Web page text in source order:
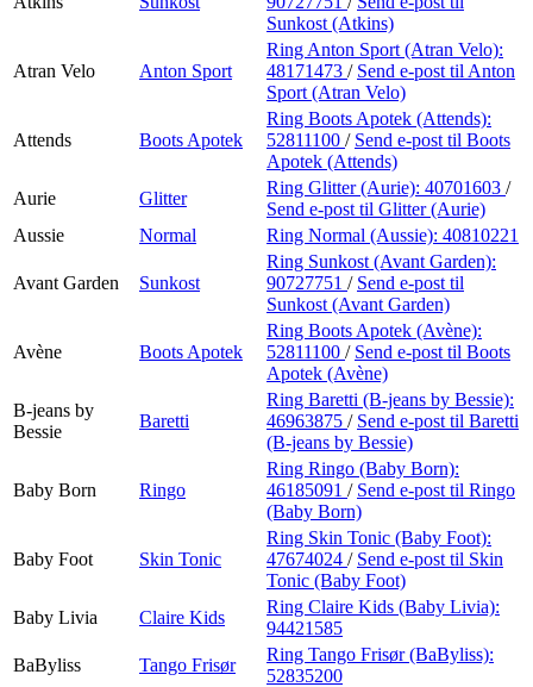
Sunkost (Atkins)
Atran Velo Anton Sport
Ring Anton Sport (Atran Velo):
48171473 / Send e-post til Anton
Sport (Atran Velo)
Attends Boots Apotek
Ring Boots Apotek (Attends):
52811100 / Send e-post til Boots
Apotek (Attends)
Aurie
Glitter
Ring Glitter (Aurie): 40701603 /
Send e-post til Glitter (Aurie)
Aussie
Normal Ring Normal (Aussie): 40810221
Avant Garden Sunkost
Ring Sunkost (Avant Garden):
90727751 / Send e-post til
Sunkost (Avant Garden)
Avène Boots Apotek
Ring Boots Apotek (Avène):
52811100 / Send e-post til Boots
Apotek (Avène)
B-jeans by
Bessie
Baretti
Ring Baretti (B-jeans by Bessie):
46963875 / Send e-post til Baretti
(B-jeans by Bessie)
Baby Born Ringo
Ring Ringo (Baby Born):
46185091 / Send e-post til Ringo
(Baby Born)
Baby Foot Skin Tonic
Ring Skin Tonic (Baby Foot):
47674024 / Send e-post til Skin
Tonic (Baby Foot)
Baby Livia
Claire Kids
Ring Claire Kids (Baby Livia):
94421585
BaByliss
Tango Frisør
Ring Tango Frisør (BaByliss):
52835200